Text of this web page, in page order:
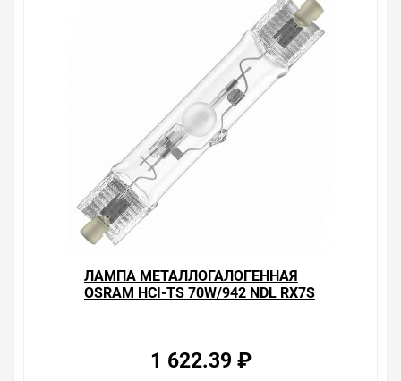
ЛАМПА МЕТАЛЛОГАЛОГЕННАЯ
OSRAM HCI-TS 70W/942 NDL RX7S
1 622.39 ₽